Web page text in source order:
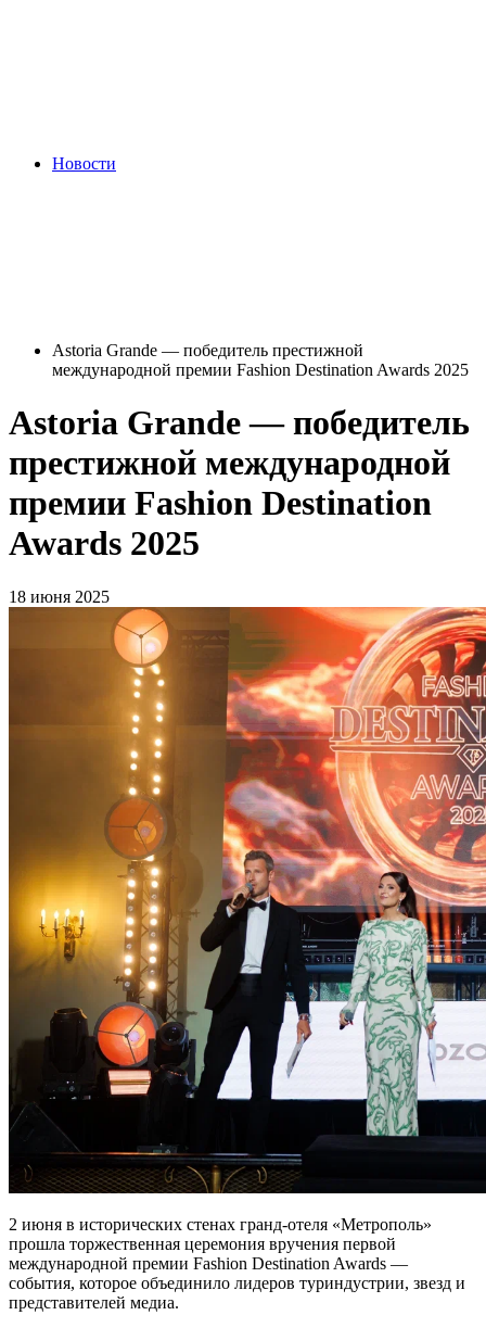
Новости
Astoria Grande — победитель престижной
международной премии Fashion Destination Awards 2025
Astoria Grande — победитель
престижной международной
премии Fashion Destination
Awards 2025
18 июня 2025
2 июня в исторических стенах гранд-отеля «Метрополь»
прошла торжественная церемония вручения первой
международной премии Fashion Destination Awards —
события, которое объединило лидеров туриндустрии, звезд и
представителей медиа.